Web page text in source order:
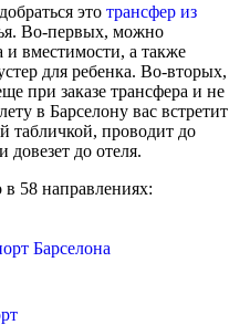
это трансфер из
Во-первых, можно
и вместимости, а также
для ребенка. Во-вторых,
при заказе трансфера и не
в Барселону вас встретит
табличкой, проводит до
до отеля.
в 58 направлениях:
Барселона